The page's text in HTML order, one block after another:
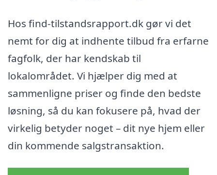
Hos find-tilstandsrapport.dk gør vi det
nemt for dig at indhente tilbud fra erfarne
fagfolk, der har kendskab til
lokalområdet. Vi hjælper dig med at
sammenligne priser og finde den bedste
løsning, så du kan fokusere på, hvad der
virkelig betyder noget – dit nye hjem eller
din kommende salgstransaktion.